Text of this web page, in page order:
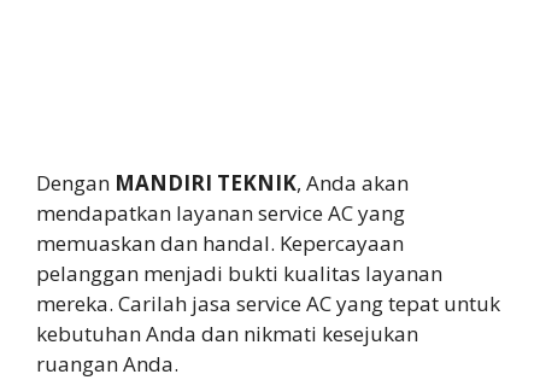
Dengan MANDIRI TEKNIK, Anda akan
mendapatkan layanan service AC yang
memuaskan dan handal. Kepercayaan
pelanggan menjadi bukti kualitas layanan
mereka. Carilah jasa service AC yang tepat untuk
kebutuhan Anda dan nikmati kesejukan
ruangan Anda.